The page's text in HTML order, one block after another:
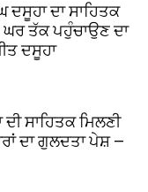
ਦਸੂਹਾ ਦਾ ਸਾਹਿਤਕ
ਤੱਕ ਪਹੁੰਚਾਉਣ ਦਾ
ਦਸੂਹਾ
ਸਾਹਿਤਕ ਮਿਲਣੀ
ਦਾ ਗੁਲਦਤਾ ਪੇਸ਼ —